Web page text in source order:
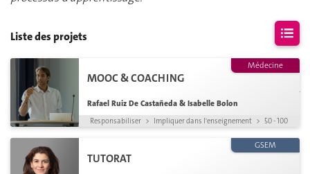
Liste des projets
correspondant à vos critères
MOOC & COACHING
Rafael Ruiz De Castañeda & Isabelle Bolon
Médecine
Responsabiliser > Impliquer dans l'enseignement > 50 - 100
TUTORAT
GSEM